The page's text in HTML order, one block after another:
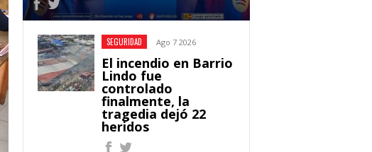
SEGURIDAD Ago 7 2026
El incendio en Barrio
Lindo fue
controlado
finalmente, la
tragedia dejó 22
heridos